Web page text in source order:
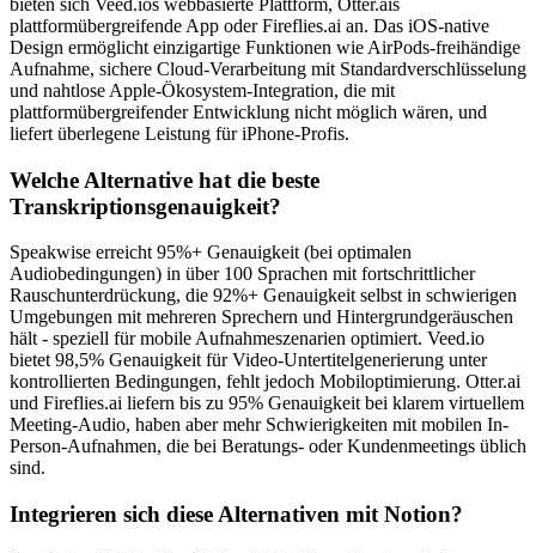
bieten sich Veed.ios webbasierte Plattform, Otter.ais
plattformübergreifende App oder Fireflies.ai an. Das iOS-native
Design ermöglicht einzigartige Funktionen wie AirPods-freihändige
Aufnahme, sichere Cloud-Verarbeitung mit Standardverschlüsselung
und nahtlose Apple-Ökosystem-Integration, die mit
plattformübergreifender Entwicklung nicht möglich wären, und
liefert überlegene Leistung für iPhone-Profis.
Welche Alternative hat die beste
Transkriptionsgenauigkeit?
Speakwise erreicht 95%+ Genauigkeit (bei optimalen
Audiobedingungen) in über 100 Sprachen mit fortschrittlicher
Rauschunterdrückung, die 92%+ Genauigkeit selbst in schwierigen
Umgebungen mit mehreren Sprechern und Hintergrundgeräuschen
hält - speziell für mobile Aufnahmeszenarien optimiert. Veed.io
bietet 98,5% Genauigkeit für Video-Untertitelgenerierung unter
kontrollierten Bedingungen, fehlt jedoch Mobiloptimierung. Otter.ai
und Fireflies.ai liefern bis zu 95% Genauigkeit bei klarem virtuellem
Meeting-Audio, haben aber mehr Schwierigkeiten mit mobilen In-
Person-Aufnahmen, die bei Beratungs- oder Kundenmeetings üblich
sind.
Integrieren sich diese Alternativen mit Notion?